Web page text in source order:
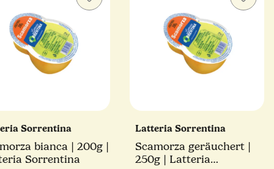
Sorrentina
bianca | 200g |
Sorrentina
Latteria Sorrentina
Scamorza geräuchert |
250g | Latteria